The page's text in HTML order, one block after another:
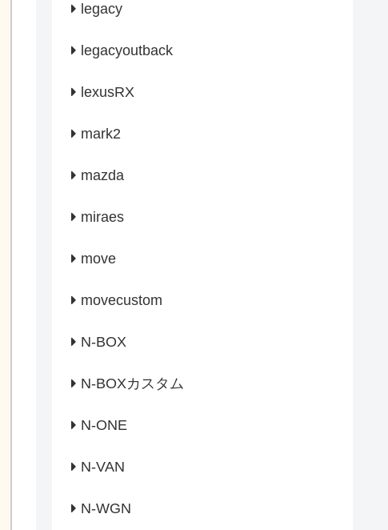
legacy
legacyoutback
lexusRX
mark2
mazda
miraes
move
movecustom
N-BOX
N-BOXカスタム
N-ONE
N-VAN
N-WGN